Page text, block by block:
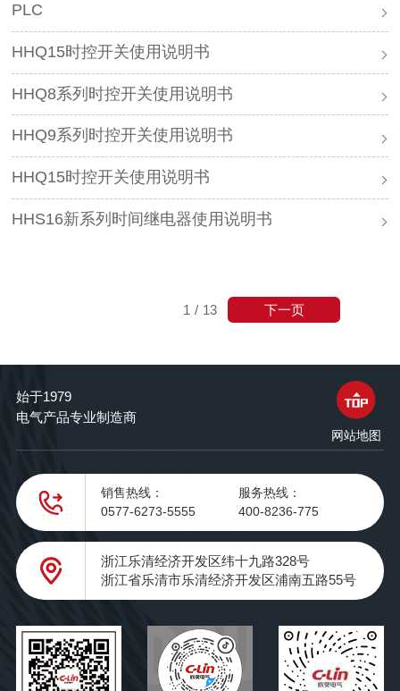
PLC
HHQ15时控开关使用说明书
HHQ8系列时控开关使用说明书
HHQ9系列时控开关使用说明书
HHQ15时控开关使用说明书
HHS16新系列时间继电器使用说明书
1 / 13 下一页
始于1979
电气产品专业制造商
网站地图
销售热线：
0577-6273-5555
服务热线：
400-8236-775
浙江乐清经济开发区纬十九路328号
浙江省乐清市乐清经济开发区浦南五路55号